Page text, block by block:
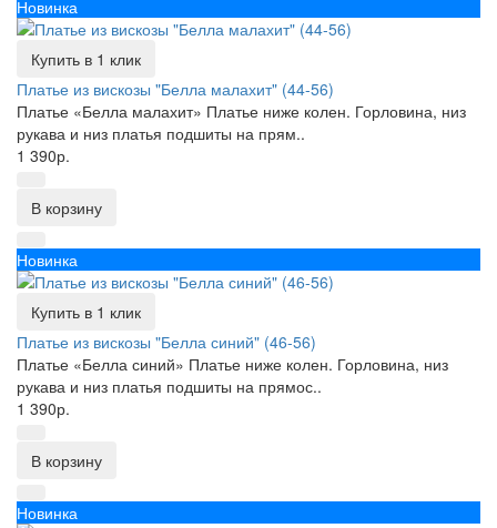
Новинка
Купить в 1 клик
Платье из вискозы "Белла малахит" (44-56)
Платье «Белла малахит» Платье ниже колен. Горловина, низ
рукава и низ платья подшиты на прям..
1 390р.
В корзину
Новинка
Купить в 1 клик
Платье из вискозы "Белла синий" (46-56)
Платье «Белла синий» Платье ниже колен. Горловина, низ
рукава и низ платья подшиты на прямос..
1 390р.
В корзину
Новинка